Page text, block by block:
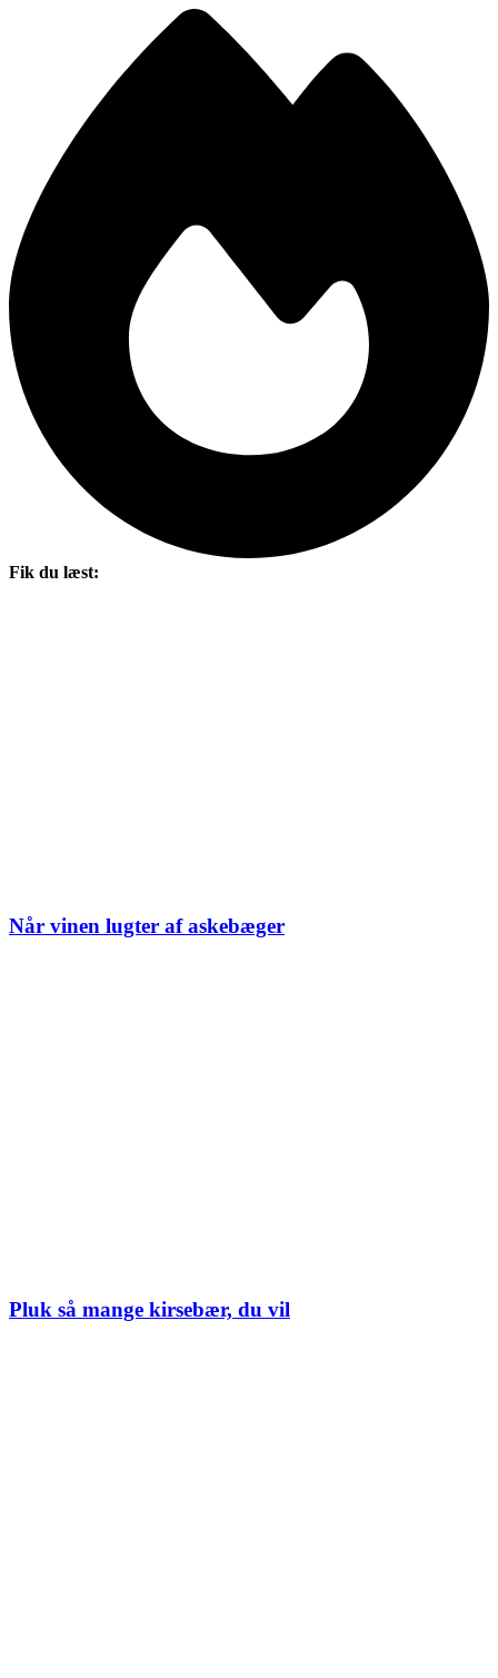
Fik du læst:
Når vinen lugter af askebæger
Pluk så mange kirsebær, du vil